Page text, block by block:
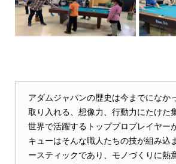
アダムジャパンの歴史は今までになか
取り入れる、想像力、行動力にたけた
世界で活躍するトッププロプレイヤー
キューはそんな職人たちの技が組み込
ースティックであり、モノづくりに熱